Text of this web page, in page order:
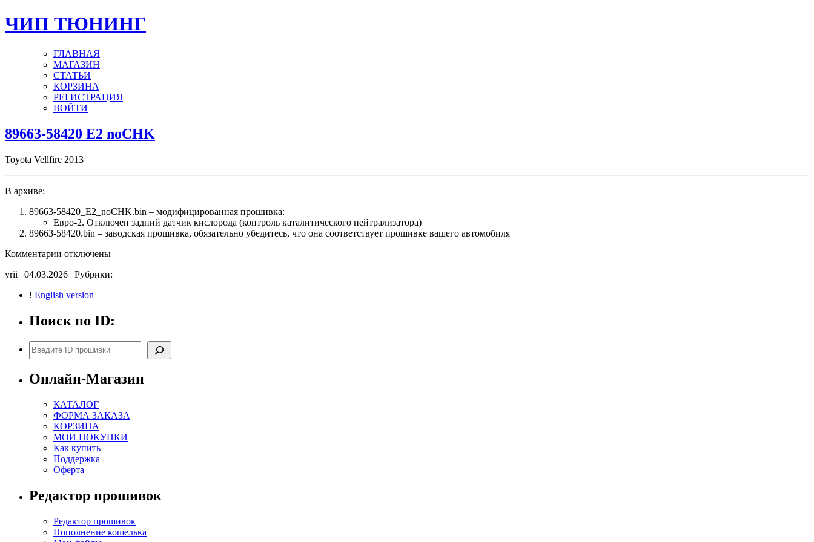
ЧИП ТЮНИНГ
ГЛАВНАЯ
МАГАЗИН
СТАТЬИ
КОРЗИНА
РЕГИСТРАЦИЯ
ВОЙТИ
89663-58420 E2 noCHK
Toyota Vellfire 2013
В архиве:
89663-58420_E2_noCHK.bin – модифицированная прошивка:
Евро-2. Отключен задний датчик кислорода (контроль каталитического нейтрализатора)
89663-58420.bin – заводская прошивка, обязательно убедитесь, что она соответствует прошивке вашего автомобиля
Комментарии к
89663-
E2
отключены
yrii | 04.03.2026 | Рубрики:
! English version
Поиск по ID:
Поиск
Онлайн-Магазин
КАТАЛОГ
ФОРМА ЗАКАЗА
КОРЗИНА
МОИ ПОКУПКИ
Как купить
Поддержка
Оферта
Редактор прошивок
Редактор прошивок
Пополнение кошелька